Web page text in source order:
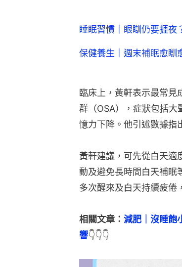
睡眠習慣｜眼瞓仍要捱夜
保健養生｜週末補眠愈瞓
臨床上，黃軒表示最常見
群（OSA），症狀包括大
憶力下降。他引述數據指
黃軒建議，可先從白天適
動及避免長時間白天補眠
多次醒來及白天持續疲倦
相關文章： 減肥｜沒睡飽
響👇👇👇